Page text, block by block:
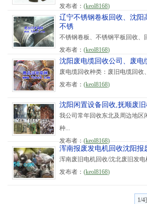
发布者： (keol8168)
辽宁不锈钢卷板回收、沈
不锈
不锈钢卷板、不锈钢平板回收、
发布者： (keol8168)
沈阳废电缆回收公司、废
废电缆回收种类：废旧电缆回
发布者： (keol8168)
沈阳闲置设备回收,抚顺废
我公司常年回收东北及周边地区
种...
发布者： (keol8168)
浑南报废发电机回收沈阳
浑南废旧电机回收/沈北废旧发
发布者： (keol8168)
1/4